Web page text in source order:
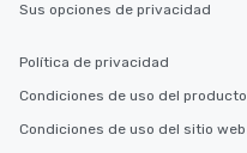
Sus opciones de privacidad
Política de privacidad
Condiciones de uso del producto
Condiciones de uso del sitio web